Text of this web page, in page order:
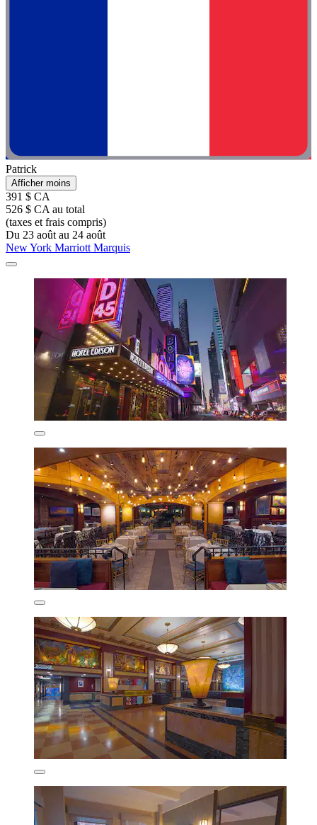
Patrick
Afficher moins
391 $ CA
526 $ CA au total
(taxes et frais compris)
Du 23 août au 24 août
New York Marriott Marquis